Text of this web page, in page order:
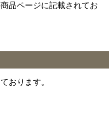
品ページに記載されてお
おります。